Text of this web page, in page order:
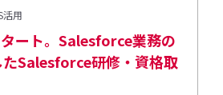
活用
ート。Salesforce業務の
Salesforce研修・資格取